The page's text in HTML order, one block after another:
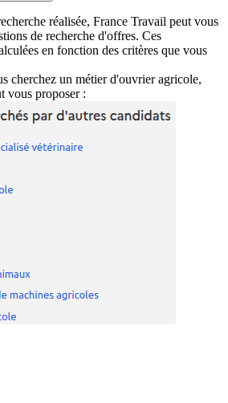
réalisée, France Travail peut vous
de recherche d'offres. Ces
en fonction des critères que vous
cherchez un métier d'ouvrier agricole,
vous proposer :